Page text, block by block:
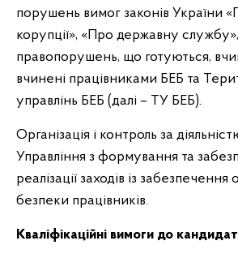
порушень вимог законів України
корупції», «Про державну
правопорушень, що готуються,
вчинені працівниками БЕБ та
управлінь БЕБ (далі – ТУ БЕБ).
Організація і контроль за
Управління з формування та
реалізації заходів із забезпечення
безпеки працівників.
Кваліфікаційні вимоги до